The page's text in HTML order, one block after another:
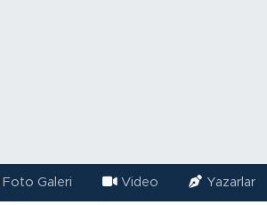
Foto Galeri Video Yazarlar